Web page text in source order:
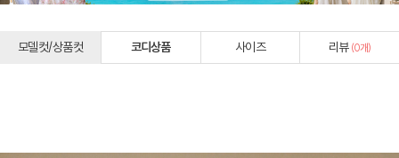
모델컷/상품컷 코디상품 사이즈 리뷰 (0개)